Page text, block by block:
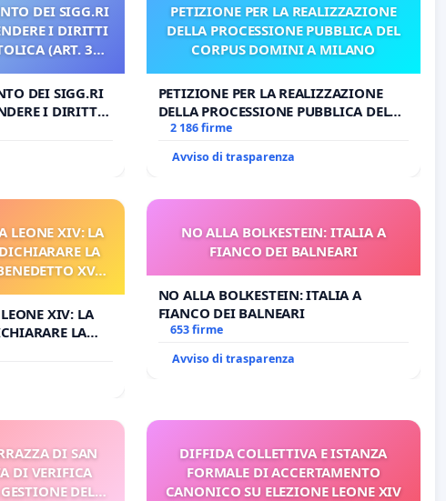
DEI SIGG.RI
I DIRITTI
(ART. 3
DEI SIGG.RI
I DIRITTI
(ART. 3 UDG)
PETIZIONE PER LA REALIZZAZIONE
DELLA PROCESSIONE PUBBLICA DEL
CORPUS DOMINI A MILANO
PETIZIONE PER LA REALIZZAZIONE
DELLA PROCESSIONE PUBBLICA DEL
CORPUS DOMINI A MILANO
2 186 firme
Avviso di trasparenza
LEONE XIV: LA
LA
XVI
XIV: LA
LA
XVI
NO ALLA BOLKESTEIN: ITALIA A
FIANCO DEI BALNEARI
NO ALLA BOLKESTEIN: ITALIA A
FIANCO DEI BALNEARI
653 firme
Avviso di trasparenza
DI SAN
DI VERIFICA
DEL
DIFFIDA COLLETTIVA E ISTANZA
FORMALE DI ACCERTAMENTO
CANONICO SU ELEZIONE LEONE XIV